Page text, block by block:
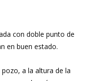
con doble punto de
en buen estado.
a la altura de la